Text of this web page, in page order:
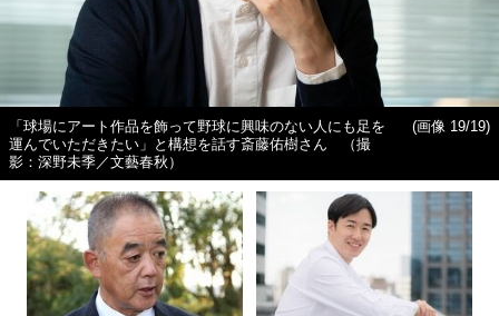
「球場にアート作品を飾って野球に興味のない人にも足を
運んでいただきたい」と構想を話す斎藤佑樹さん （撮
影：深野未季／文藝春秋）
(画像 19/19)